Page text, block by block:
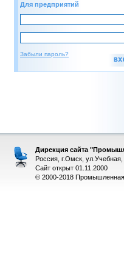
Для предприятий
Забыли пароль?
Дирекция сайта
Россия, г.Омск,
Сайт открыт 01.11.2000
© 2000-2018